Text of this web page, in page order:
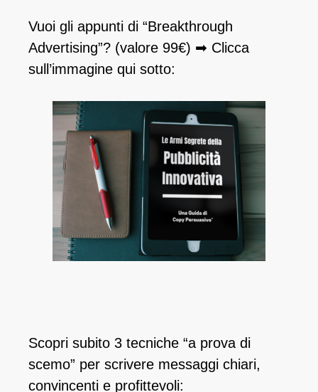
Vuoi gli appunti di “Breakthrough
Advertising”? (valore 99€) ➡ Clicca
sull’immagine qui sotto:
Scopri subito 3 tecniche “a prova di
scemo” per scrivere messaggi chiari,
convincenti e profittevoli: